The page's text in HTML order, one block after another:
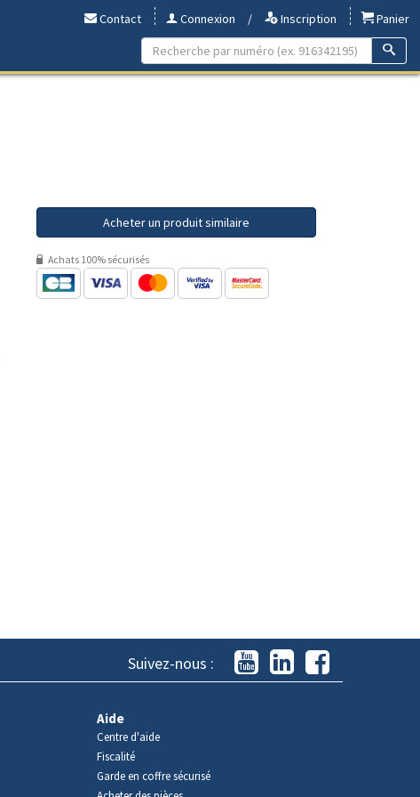
Contact Connexion / Inscription
Panier
Acheter un produit similaire
Achats 100% sécurisés
Suivez-nous :
Aide
Centre d'aide
Fiscalité
Garde en coffre sécurisé